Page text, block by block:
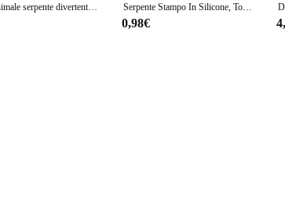
Spilla animale serpente divertente colore strass donna accessori per abbigliamento da festa spilla serpente carino regalo per bambini Serpente Stampo In Silicone, Torta, Caramella, Argilla, Animale, Gioielli, Biscotti, resina, serpente del fondente argilla polimerica flxible glassa muffa del cioccolato
0,98€